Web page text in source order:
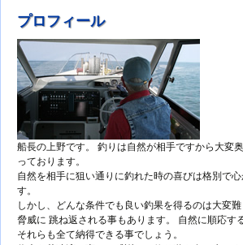
プロフィール
船長の上野です。 釣りは自然が相手ですから大変
っております。
自然を相手に狙い通りに釣れた時の喜びは格別で
す。
しかし、どんな条件でも良い釣果を得るのは大変
脅威に 跳ね返される事もあります。 自然に順応す
それらも全て納得できる事でしょう。